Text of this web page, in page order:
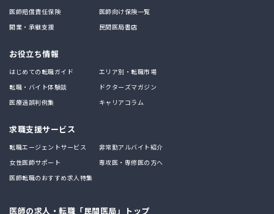
医師賠償責任保険
医師向け保険一覧
開業・承継支援
民間医局書店
お役立ち情報
はじめての転職ガイド
エリア別・転職市場
転職・バイト体験談
ドクターズマガジン
医療過誤判例集
キャリアコラム
求職支援サービス
転職エージェントサービス
非常勤アルバイト紹介
女性医師サポート
専攻医・専修医の方へ
医師転職のおすすめ求人特集
医師の求人・転職「民間医局」トップ